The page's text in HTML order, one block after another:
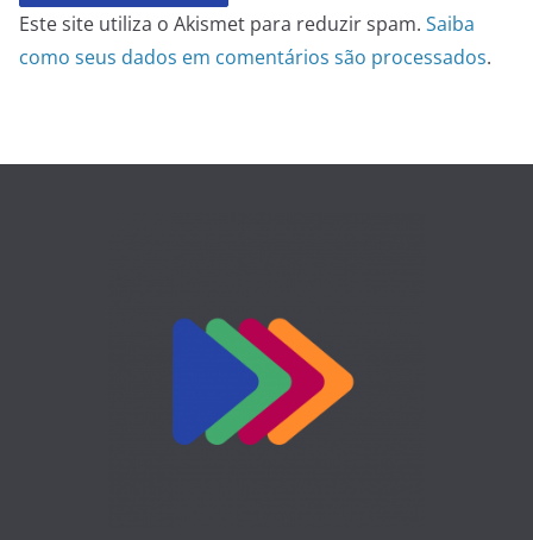
Este site utiliza o Akismet para reduzir spam. Saiba
como seus dados em comentários são processados.